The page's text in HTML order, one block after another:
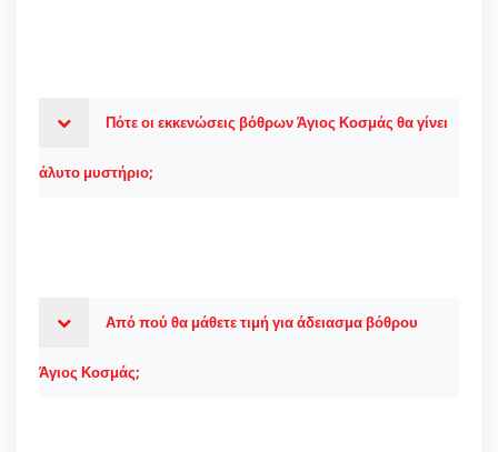
Πότε οι εκκενώσεις βόθρων Άγιος Κοσμάς θα γίνει
άλυτο μυστήριο;
Από πού θα μάθετε τιμή για άδειασμα βόθρου
Άγιος Κοσμάς;